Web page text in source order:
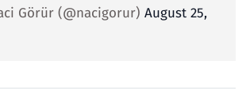
Görür (@nacigorur) August 25,